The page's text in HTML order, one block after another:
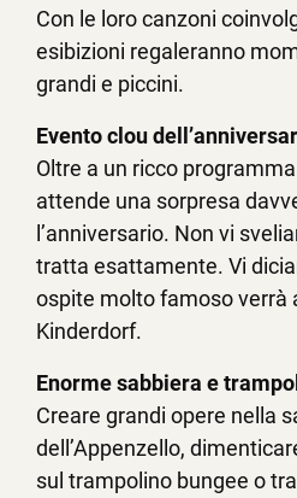
Con le loro canzoni
esibizioni regaleranno
grandi e piccini.
Evento clou
Oltre a un ricco
attende una sorpresa
l’anniversario. Non vi
tratta esattamente. Vi
ospite molto famoso verrà
Kinderdorf.
Enorme sabbiera e
Creare grandi opere nella
dell’Appenzello,
sul trampolino bungee o